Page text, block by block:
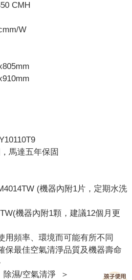
CMH
W
馬達五年保固
(機器內附1片，定期水洗
機器內附1顆，建議12個月更
用頻率、環境而可能有所不同
保最佳空氣清淨品質及機器壽命
除濕/空氣清淨
＞